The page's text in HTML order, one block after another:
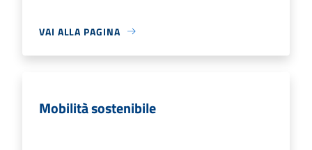
VAI ALLA PAGINA
Mobilità sostenibile